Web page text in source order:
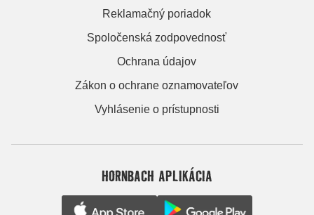
Reklamačný poriadok
Spoločenská zodpovednosť
Ochrana údajov
Zákon o ochrane oznamovateľov
Vyhlásenie o prístupnosti
HORNBACH APLIKÁCIA